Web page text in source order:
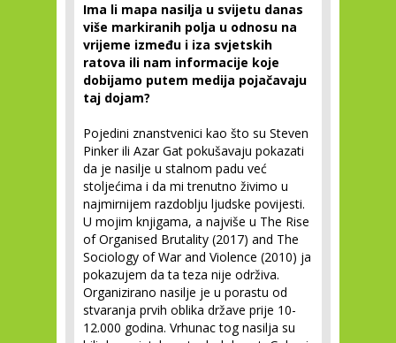
Ima li mapa nasilja u svijetu danas
više markiranih polja u odnosu na
vrijeme između i iza svjetskih
ratova ili nam informacije koje
dobijamo putem medija pojačavaju
taj dojam?
Pojedini znanstvenici kao što su Steven
Pinker ili Azar Gat pokušavaju pokazati
da je nasilje u stalnom padu već
stoljećima i da mi trenutno živimo u
najmirnijem razdoblju ljudske povijesti.
U mojim knjigama, a najviše u The Rise
of Organised Brutality (2017) and The
Sociology of War and Violence (2010) ja
pokazujem da ta teza nije održiva.
Organizirano nasilje je u porastu od
stvaranja prvih oblika države prije 10-
12.000 godina. Vrhunac tog nasilja su